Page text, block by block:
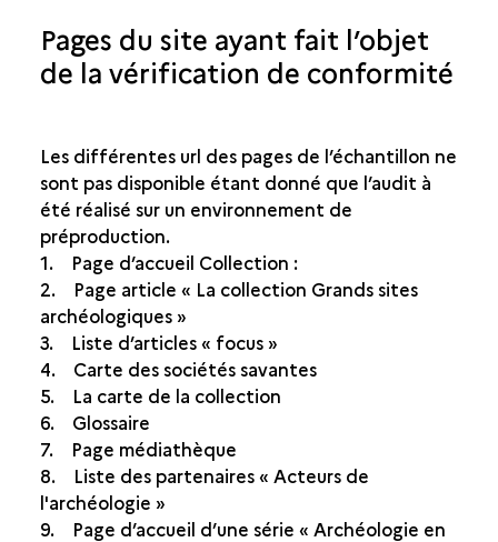
Pages du site ayant fait l’objet
de la vérification de conformité
Les différentes url des pages de l’échantillon ne
sont pas disponible étant donné que l’audit à
été réalisé sur un environnement de
préproduction.
1. Page d’accueil Collection :
2. Page article « La collection Grands sites
archéologiques »
3. Liste d’articles « focus »
4. Carte des sociétés savantes
5. La carte de la collection
6. Glossaire
7. Page médiathèque
8. Liste des partenaires « Acteurs de
l'archéologie »
9. Page d’accueil d’une série « Archéologie en